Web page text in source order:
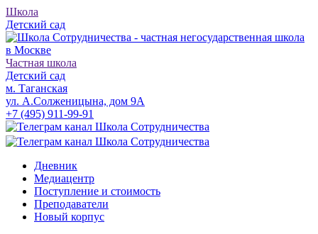
Школа
Детский сад
Частная школа
Детский сад
м. Таганская
ул. А.Солженицына, дом 9А
+7 (495) 911-99-91
Дневник
Медиацентр
Поступление и стоимость
Преподаватели
Новый корпус